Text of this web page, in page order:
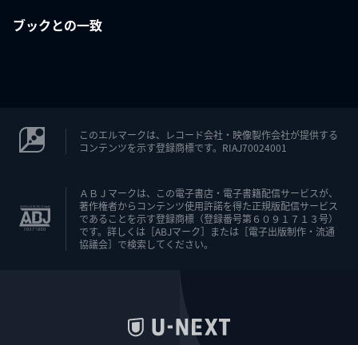
ブックとの一致
このエルマークは、レコード会社・映像製作会社が提供する
コンテンツを示す登録商標です。RIAJ70024001
ＡＢＪマークは、この電子書店・電子書籍配信サービスが、
著作権者からコンテンツ使用許諾を得た正規版配信サービス
であることを示す登録商標（登録番号第６０９１７１３号）
です。詳しくは［ABJマーク］または［電子出版制作・流通
協議会］で検索してください。